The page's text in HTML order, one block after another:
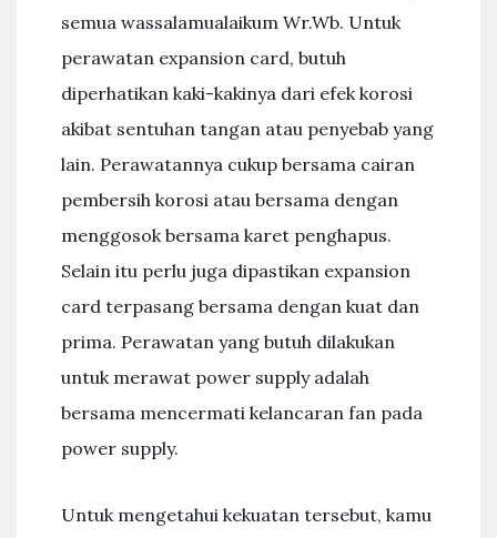
semua wassalamualaikum Wr.Wb. Untuk
perawatan expansion card, butuh
diperhatikan kaki-kakinya dari efek korosi
akibat sentuhan tangan atau penyebab yang
lain. Perawatannya cukup bersama cairan
pembersih korosi atau bersama dengan
menggosok bersama karet penghapus.
Selain itu perlu juga dipastikan expansion
card terpasang bersama dengan kuat dan
prima. Perawatan yang butuh dilakukan
untuk merawat power supply adalah
bersama mencermati kelancaran fan pada
power supply.
Untuk mengetahui kekuatan tersebut, kamu